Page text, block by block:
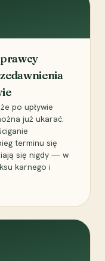
po upływie
już ukarać.
terminu się
się nigdy — w
karnego i